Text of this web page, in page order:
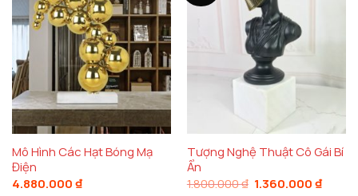
Mô Hình Các Hạt Bóng Mạ
Điện
4.880.000 ₫
Tượng Nghệ Thuật Cô Gái Bí
Ẩn
1.800.000₫ Giá
1.360.000₫Giá